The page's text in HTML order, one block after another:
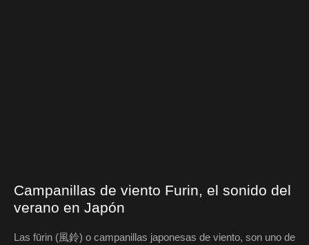
Campanillas de viento Furin, el sonido del
verano en Japón
Las fūrin (風鈴) o campanillas japonesas de viento, son uno de